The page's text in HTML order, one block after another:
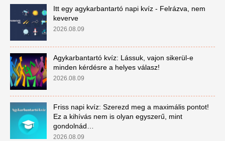
Itt egy agykarbantartó napi kvíz - Felrázva, nem
keverve
2026.08.09
Agykarbantartó kvíz: Lássuk, vajon sikerül-e
minden kérdésre a helyes válasz!
2026.08.09
Friss napi kvíz: Szerezd meg a maximális pontot!
Ez a kihívás nem is olyan egyszerű, mint
gondolnád…
2026.08.09